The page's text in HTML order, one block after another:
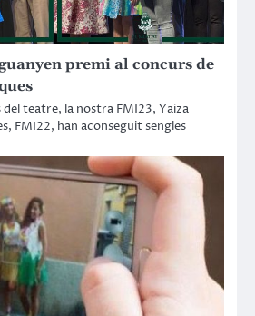
premi al concurs de
del teatre, la nostra FMI23, Yaiza
FMI22, han aconseguit sengles